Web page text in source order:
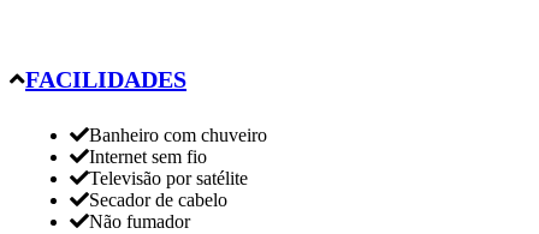
FACILIDADES
Banheiro com chuveiro
Internet sem fio
Televisão por satélite
Secador de cabelo
Não fumador